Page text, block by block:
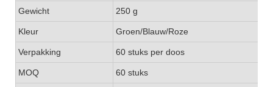
Gewicht 250 g
Kleur Groen/Blauw/Roze
Verpakking 60 stuks per doos
MOQ 60 stuks